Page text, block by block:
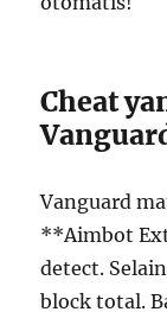
Cheat
Vanguard
**Aimbot
detect.
block total.